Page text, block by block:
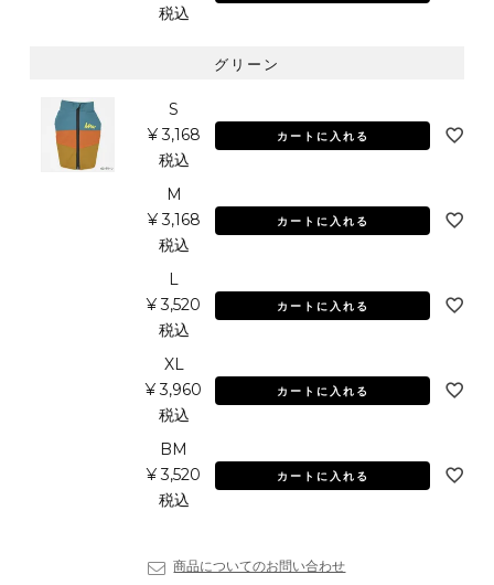
税込
グリーン
S
¥ 3,168
税込
カートに入れる
M
¥ 3,168
税込
カートに入れる
L
¥ 3,520
税込
カートに入れる
XL
¥ 3,960
税込
カートに入れる
BM
¥ 3,520
税込
カートに入れる
商品についてのお問い合わせ